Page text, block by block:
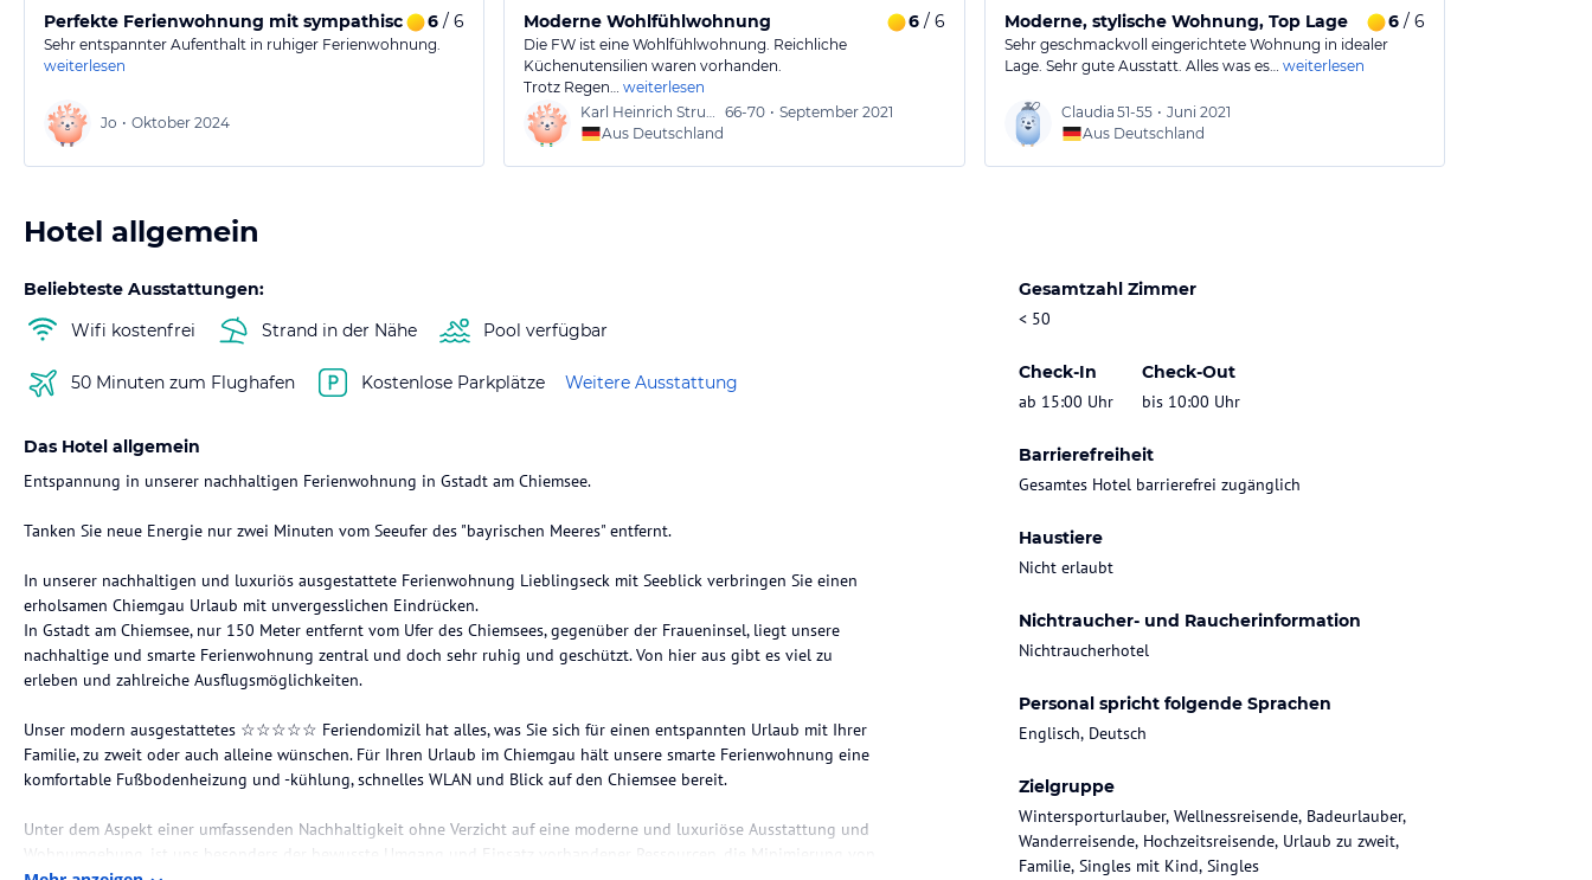
Perfekte Ferienwohnung mit sympathischem Gastgeber
6 / 6
Sehr entspannter Aufenthalt in ruhiger Ferienwohnung.
weiterlesen
Jo • Oktober 2024
Moderne Wohlfühlwohnung 6/ 6
Die FW ist eine Wohlfühlwohnung. Reichliche
Küchenutensilien waren vorhanden.
Trotz Regen… weiterlesen
Karl Heinrich Strunk
66-70 • September 2021
Aus Deutschland
Moderne, stylische Wohnung, Top Lage 6/ 6
Sehr geschmackvoll eingerichtete Wohnung in idealer
Lage. Sehr gute Ausstatt. Alles was es… weiterlesen
Claudia 51-55 • Juni 2021
Aus Deutschland
Hotel allgemein
Beliebteste Ausstattungen:
Wifi kostenfrei
Strand in der Nähe Pool verfügbar
50 Minuten zum Flughafen Kostenlose Parkplätze Weitere Ausstattung
Gesamtzahl Zimmer
< 50
Check-In
ab 15:00 Uhr
Check-Out
bis 10:00 Uhr
Barrierefreiheit
Gesamtes Hotel barrierefrei zugänglich
Haustiere
Nicht erlaubt
Nichtraucher- und Raucherinformation
Nichtraucherhotel
Personal spricht folgende Sprachen
Englisch, Deutsch
Zielgruppe
Wintersporturlauber, Wellnessreisende, Badeurlauber,
Wanderreisende, Hochzeitsreisende, Urlaub zu zweit,
Familie, Singles mit Kind, Singles
Das Hotel allgemein
Entspannung in unserer nachhaltigen Ferienwohnung in Gstadt am Chiemsee.
Tanken Sie neue Energie nur zwei Minuten vom Seeufer des "bayrischen Meeres" entfernt.
In unserer nachhaltigen und luxuriös ausgestattete Ferienwohnung Lieblingseck mit Seeblick verbringen Sie einen
erholsamen Chiemgau Urlaub mit unvergesslichen Eindrücken.
In Gstadt am Chiemsee, nur 150 Meter entfernt vom Ufer des Chiemsees, gegenüber der Fraueninsel, liegt unsere
nachhaltige und smarte Ferienwohnung zentral und doch sehr ruhig und geschützt. Von hier aus gibt es viel zu
erleben und zahlreiche Ausflugsmöglichkeiten.
Unser modern ausgestattetes ☆☆☆☆☆ Feriendomizil hat alles, was Sie sich für einen entspannten Urlaub mit Ihrer
Familie, zu zweit oder auch alleine wünschen. Für Ihren Urlaub im Chiemgau hält unsere smarte Ferienwohnung eine
komfortable Fußbodenheizung und -kühlung, schnelles WLAN und Blick auf den Chiemsee bereit.
Unter dem Aspekt einer umfassenden Nachhaltigkeit ohne Verzicht auf eine moderne und luxuriöse Ausstattung und
Wohnumgebung, ist uns besonders der bewusste Umgang und Einsatz vorhandener Ressourcen, die Minimierung von